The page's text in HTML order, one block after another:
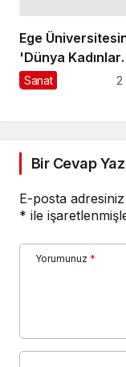
Ege
'Dünya Kadınlar
Günü'ne Özel
Sanat 2
Bir Cevap Yaz
E-posta
* ile
Yorumunuz *